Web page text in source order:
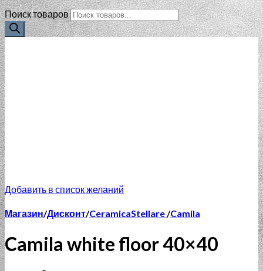
Поиск товаров
Добавить в список желаний
Магазин/Дисконт/CeramicaStellare/Camila
Camila white floor 40×40